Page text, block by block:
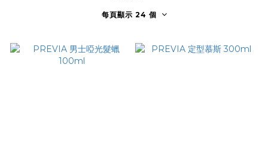
每頁顯示 24 個